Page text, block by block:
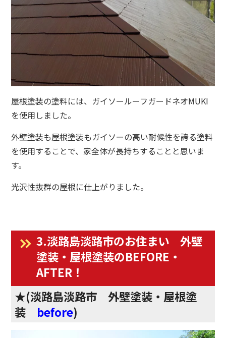
屋根塗装の塗料には、ガイソールーフガードネオMUKI
を使用しました。
外壁塗装も屋根塗装もガイソーの高い耐候性を誇る塗料
を使用することで、家全体が長持ちすることと思いま
す。
光沢性抜群の屋根に仕上がりました。
3.淡路島淡路市のお住まい 外壁
塗装・屋根塗装のBEFORE・
AFTER！
★(淡路島淡路市 外壁塗装・屋根塗
装 before)